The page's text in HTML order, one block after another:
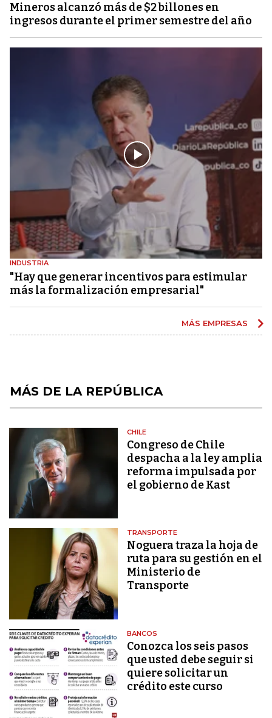
Mineros alcanzó más de $2 billones en
ingresos durante el primer semestre del año
INDUSTRIA
"Hay que generar incentivos para estimular
más la formalización empresarial"
MÁS EMPRESAS
MÁS DE LA REPÚBLICA
CHILE
Congreso de Chile
despacha a la ley amplia
reforma impulsada por
el gobierno de Kast
TRANSPORTE
Noguera traza la hoja de
ruta para su gestión en el
Ministerio de
Transporte
BANCOS
Conozca los seis pasos
que usted debe seguir si
quiere solicitar un
crédito este curso